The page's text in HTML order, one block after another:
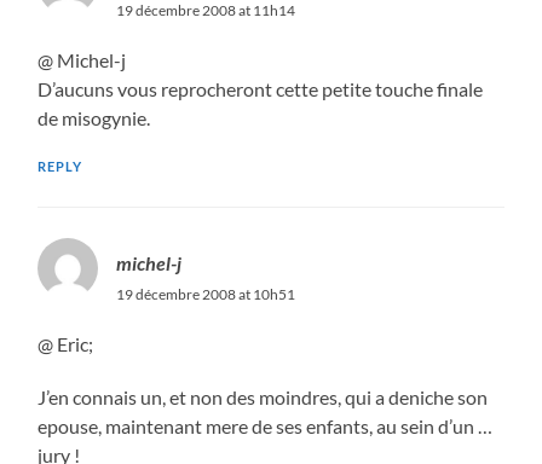
19 décembre 2008 at 11h14
@ Michel-j
D’aucuns vous reprocheront cette petite touche finale
de misogynie.
REPLY
michel-j
19 décembre 2008 at 10h51
@ Eric;
J’en connais un, et non des moindres, qui a deniche son
epouse, maintenant mere de ses enfants, au sein d’un …
jury !